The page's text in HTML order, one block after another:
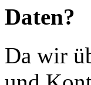
Daten?
Da wir